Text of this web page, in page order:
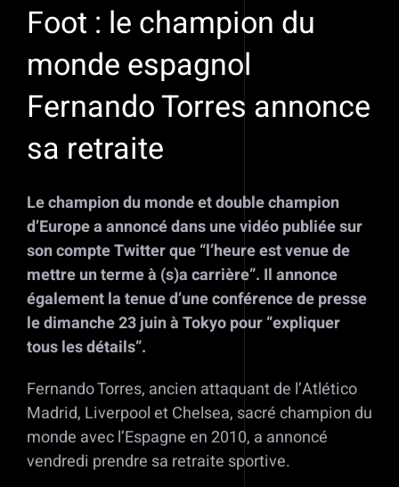
Foot : le champion du
monde espagnol
Fernando Torres annonce
sa retraite
Le champion du monde et double champion
d’Europe a annoncé dans une vidéo publiée sur
son compte Twitter que “l’heure est venue de
mettre un terme à (s)a carrière”. Il annonce
également la tenue d’une conférence de presse
le dimanche 23 juin à Tokyo pour “expliquer
tous les détails”.
Fernando Torres, ancien attaquant de l’Atlético
Madrid, Liverpool et Chelsea, sacré champion du
monde avec l’Espagne en 2010, a annoncé
vendredi prendre sa retraite sportive.